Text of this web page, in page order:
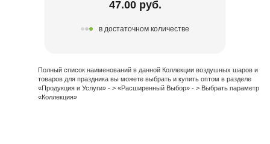
47.00 руб.
в достаточном количестве
Полный список наименований в данной Коллекции воздушных шаров и
товаров для праздника вы можете выбрать и купить оптом в разделе
«Продукция и Услуги» - > «Расширенный Выбор» - > Выбрать параметр
«Коллекция»